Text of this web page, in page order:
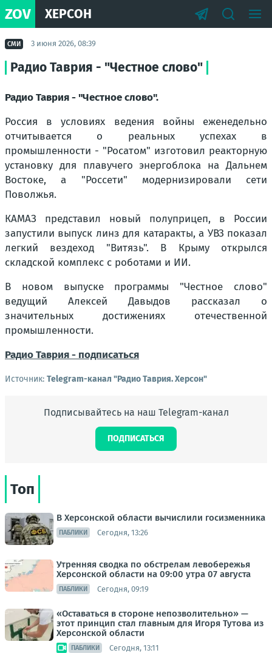
ZOV ХЕРСОН
СМИ 3 июня 2026, 08:39
Радио Таврия - "Честное слово"
Радио Таврия - "Честное слово".
Россия в условиях ведения войны еженедельно
отчитывается о реальных успехах в
промышленности - "Росатом" изготовил реакторную
установку для плавучего энергоблока на Дальнем
Востоке, а "Россети" модернизировали сети
Поволжья.
КАМАЗ представил новый полуприцеп, в России
запустили выпуск линз для катаракты, а УВЗ показал
легкий вездеход "Витязь". В Крыму открылся
складской комплекс с роботами и ИИ.
В новом выпуске программы "Честное слово"
ведущий Алексей Давыдов рассказал о
значительных достижениях отечественной
промышленности.
Радио Таврия - подписаться
Источник: Telegram-канал "Радио Таврия. Херсон"
Подписывайтесь на наш Telegram-канал
ПОДПИСАТЬСЯ
Топ
В Херсонской области вычислили госизменника
ПАБЛИКИ Сегодня, 13:26
Утренняя сводка по обстрелам левобережья
Херсонской области на 09:00 утра 07 августа
ПАБЛИКИ Сегодня, 09:19
«Оставаться в стороне непозволительно» —
этот принцип стал главным для Игоря Тутова из
Херсонской области
ПАБЛИКИ Сегодня, 13:11